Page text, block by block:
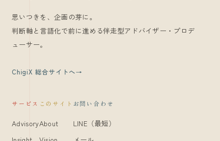
思いつきを、企画の芽に。
判断軸と言語化で前に進める伴走型アドバイザー・プロデ
ューサー。
ChigiX 総合サイトへ
サービス
Advisory
このサイト
About
お問い合わせ
LINE（最短）